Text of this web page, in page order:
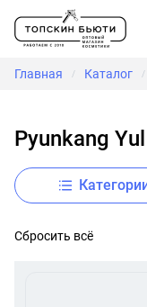
Главная / Каталог /
Pyunkang Yul
Сбросить всё